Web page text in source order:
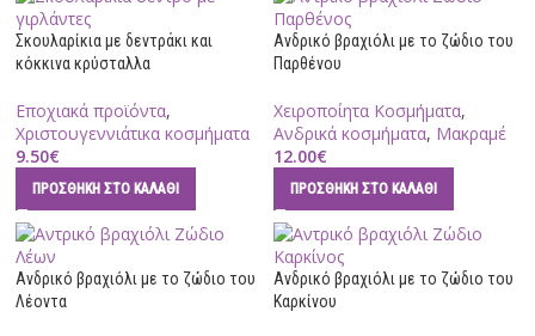
Σκουλαρίκια με δεντράκι και
κόκκινα κρύσταλλα
Εποχιακά προϊόντα,
Χριστουγεννιάτικα κοσμήματα
9.50€
ΠΡΟΣΘΉΚΗ ΣΤΟ ΚΑΛΆΘΙ
Ανδρικό βραχιόλι με το ζώδιο του
Παρθένου
Χειροποίητα Κοσμήματα,
Ανδρικά κοσμήματα, Μακραμέ
12.00€
ΠΡΟΣΘΉΚΗ ΣΤΟ ΚΑΛΆΘΙ
Ανδρικό βραχιόλι με το ζώδιο του
Λέοντα
Ανδρικό βραχιόλι με το ζώδιο του
Καρκίνου